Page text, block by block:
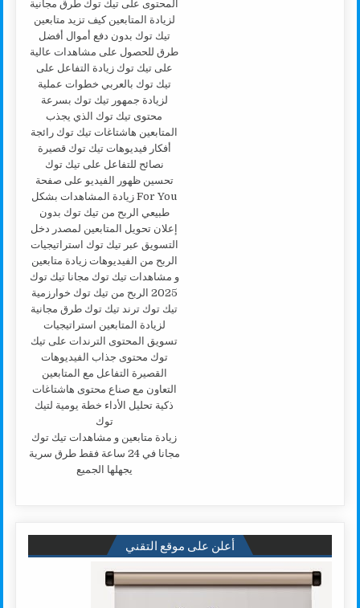
زيادة متابعين و مشاهدات تيك توك
مجانا في 24 ساعة فقط طرق سرية
يجهلها الجميع
أعلن على موقع التقني